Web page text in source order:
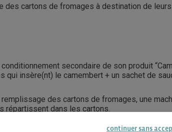
des cartons de fromages à destination de
secondaire de son produit
qui insère(nt) le camembert + un sachet de
des cartons de fromages, une
répartissent dans les cartons.
continuer sans